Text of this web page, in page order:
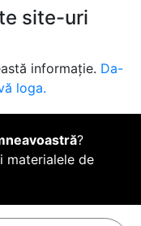
site-uri
informație. Da-
loga.
?
materialele de